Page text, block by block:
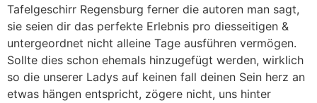
Tafelgeschirr Regensburg ferner die autoren man sagt,
sie seien dir das perfekte Erlebnis pro diesseitigen &
untergeordnet nicht alleine Tage ausführen vermögen.
Sollte dies schon ehemals hinzugefügt werden, wirklich
so die unserer Ladys auf keinen fall deinen Sein herz an
etwas hängen entspricht, zögere nicht, uns hinter